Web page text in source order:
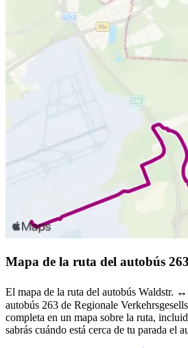
Mapa de la ruta del autobús
El mapa de la ruta del autobús Waldstr.
autobús 263 de Regionale
completa en un mapa sobre la ruta,
sabrás cuándo está cerca de tu parada el